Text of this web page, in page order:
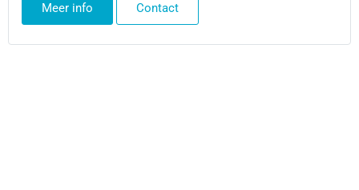
Meer info Contact